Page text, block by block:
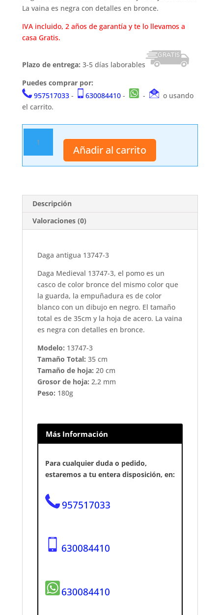
La vaina es negra con detalles en bronce.
IVA incluido, 2 años de garantía y te lo llevamos a
casa Gratis.
Plazo de entrega: 3-5 días laborables
Puedes comprar por:
957517033- 630084410- -
o usando
el carrito.
antigua
13747-
3
Añadir al carrito
Descripción
Valoraciones (0)
Daga antigua 13747-3
Daga Medieval 13747-3, el pomo es un
casco de color bronce del mismo color que
la guarda, la empuñadura es de color
blanco con un dibujo en negro. El tamaño
total es de 35cm y la hoja de acero. La vaina
es negra con detalles en bronce.
Modelo: 13747-3
Tamaño Total: 35 cm
Tamaño de hoja: 20 cm
Grosor de hoja: 2,2 mm
Peso: 180g
Más Información
Para cualquier duda o pedido,
estaremos a tu entera disposición, en:
957517033
630084410
630084410